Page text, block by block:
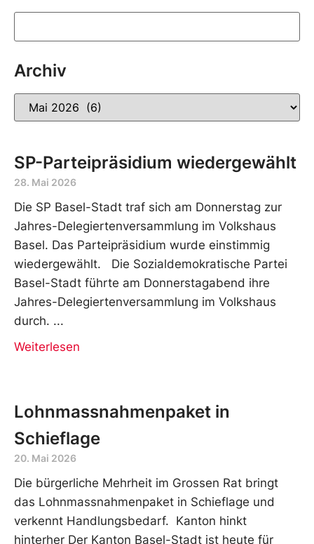
Archiv
SP-Parteipräsidium wiedergewählt
28. Mai 2026
Die SP Basel-Stadt traf sich am Donnerstag zur
Jahres-Delegiertenversammlung im Volkshaus
Basel. Das Parteipräsidium wurde einstimmig
wiedergewählt. Die Sozialdemokratische Partei
Basel-Stadt führte am Donnerstagabend ihre
Jahres-Delegiertenversammlung im Volkshaus
durch.
Weiterlesen
Lohnmassnahmenpaket in
Schieflage
20. Mai 2026
Die bürgerliche Mehrheit im Grossen Rat bringt
das Lohnmassnahmenpaket in Schieflage und
verkennt Handlungsbedarf. Kanton hinkt
hinterher Der Kanton Basel-Stadt ist heute für